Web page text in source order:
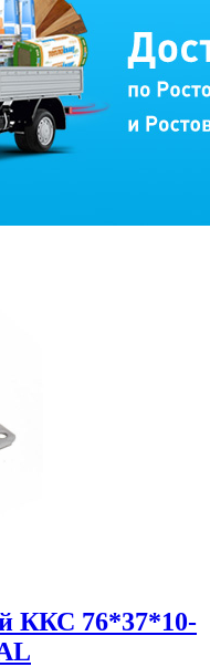
ККС 76*37*10-